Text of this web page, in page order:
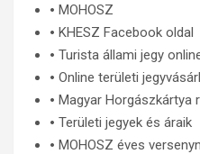
🞄 MOHOSZ
🞄 KHESZ Facebook oldal
🞄 Turista állami jegy
🞄 Online területi
🞄 Magyar Horgászkártya
🞄 Területi jegyek és áraik
🞄 MOHOSZ éves